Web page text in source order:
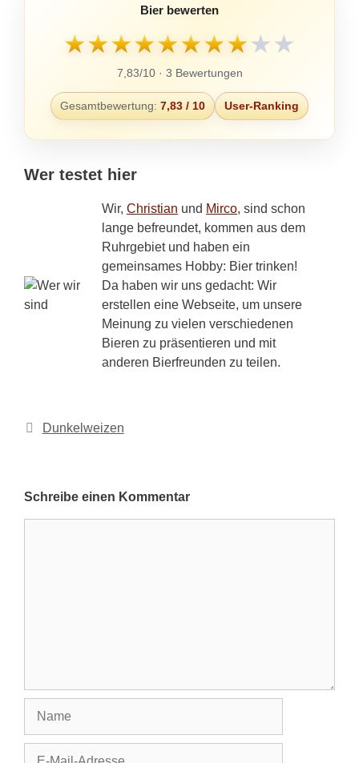
Bier bewerten
★★★★★★★★★★
7,83/10 · 3 Bewertungen
Gesamtbewertung: 7,83 / 10 User-Ranking
Wer testet hier
Wir, Christian und Mirco, sind schon
lange befreundet, kommen aus dem
Ruhrgebiet und haben ein
gemeinsames Hobby: Bier trinken!
Da haben wir uns gedacht: Wir
erstellen eine Webseite, um unsere
Meinung zu vielen verschiedenen
Bieren zu präsentieren und mit
anderen Bierfreunden zu teilen.
Kategorien
Dunkelweizen
Schreibe einen Kommentar